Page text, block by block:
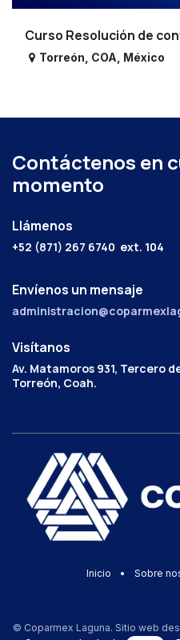
Curso Resolución de
Torreón COA México
Contáctenos en
momento
Llámenos
+52 (871) 267 6740 ext. 104
Envíenos un mensaje
Visítanos
Av. Matamoros 931, Tercero
Torreón, Coah.
Inicio • Sobre
© Coparmex Laguna. Sitio web